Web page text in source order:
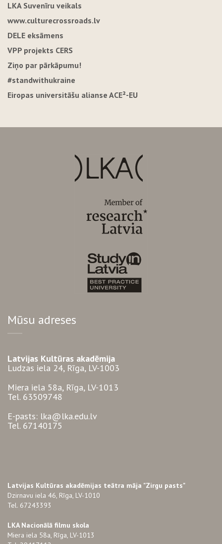
LKA Suvenīru veikals
www.culturecrossroads.lv
DELE eksāmens
VPP projekts CERS
Ziņo par pārkāpumu!
#standwithukraine
Eiropas universitāšu alianse ACE²-EU
Mūsu adreses
Latvijas Kultūras akadēmija
Ludzas iela 24, Rīga, LV-1003
Miera iela 58a, Rīga, LV-1013
Tel. 63509748
E-pasts: lka@lka.edu.lv
Tel. 67140175
Latvijas Kultūras akadēmijas teātra māja "Zirgu pasts"
Dzirnavu iela 46, Rīga, LV-1010
Tel. 67243393
LKA Nacionālā filmu skola
Miera iela 58a, Rīga, LV-1013